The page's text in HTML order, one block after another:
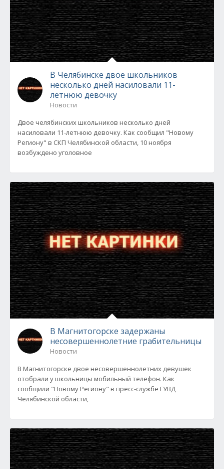
В Челябинске двое школьников
несколько дней насиловали 11-
летнюю девочку
Новости
Двое челябинских школьников несколько дней
насиловали 11-летнюю девочку. Как сообщил "Новому
Региону" в СКП Челябинской области, 10 ноября
возбуждено уголовное
В Магнитогорске задержаны
несовершеннолетние грабительницы
Новости
В Магнитогорске двое несовершеннолетних девушек
отобрали у школьницы мобильный телефон. Как
сообщили "Новому Региону" в пресс-службе ГУВД
Челябинской области,